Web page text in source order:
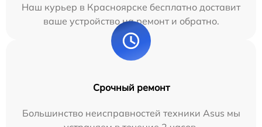
Наш курьер в Красноярске бесплатно доставит
ваше устройство на ремонт и обратно.
Срочный ремонт
Большинство неисправностей техники Asus мы